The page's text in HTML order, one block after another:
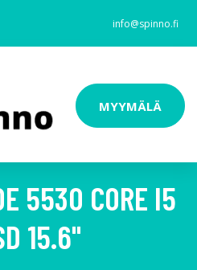
info@spinno.fi
MYYMÄLÄ
5530 CORE I5
15.6"